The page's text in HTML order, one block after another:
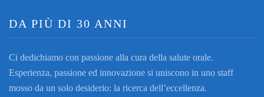
DA PIÙ DI 30 ANNI
Ci dedichiamo con passione alla cura della salute orale.
Esperienza, passione ed innovazione si uniscono in uno staff
mosso da un solo desiderio: la ricerca dell’eccellenza.